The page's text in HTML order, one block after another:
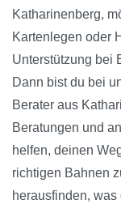
Katharinenberg,
Kartenlegen oder
Unterstützung bei
Dann bist du bei
Berater aus
Beratungen und
helfen, deinen
richtigen Bahnen
herausfinden,